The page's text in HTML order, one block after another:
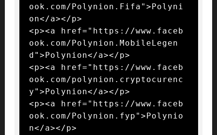
ook.com/Polynion.Fifa">Polyni
on</a></p>
<p><a href="https://www.faceb
ook.com/Polynion.MobileLegen
d">Polynion</a></p>
<p><a href="https://www.faceb
ook.com/polynion.cryptocurenc
y">Polynion</a></p>
<p><a href="https://www.faceb
ook.com/Polynion.fyp">Polynio
n</a></p>